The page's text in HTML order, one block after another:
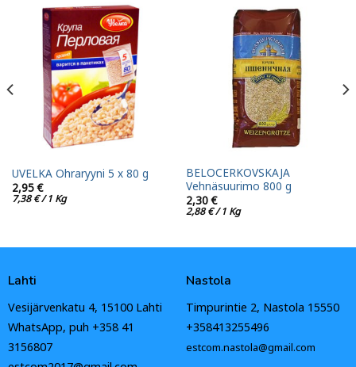
UVELKA Ohraryyni 5 x 80 g
2,95€
7,38€/ 1 Kg
BELOCERKOVSKAJA
Vehnäsuurimo 800 g
2,30€
2,88€/ 1 Kg
Lahti
Vesijärvenkatu 4, 15100 Lahti
WhatsApp, puh +358 41
3156807
Nastola
Timpurintie 2, Nastola 15550
+358413255496
estcom.nastola@gmail.com